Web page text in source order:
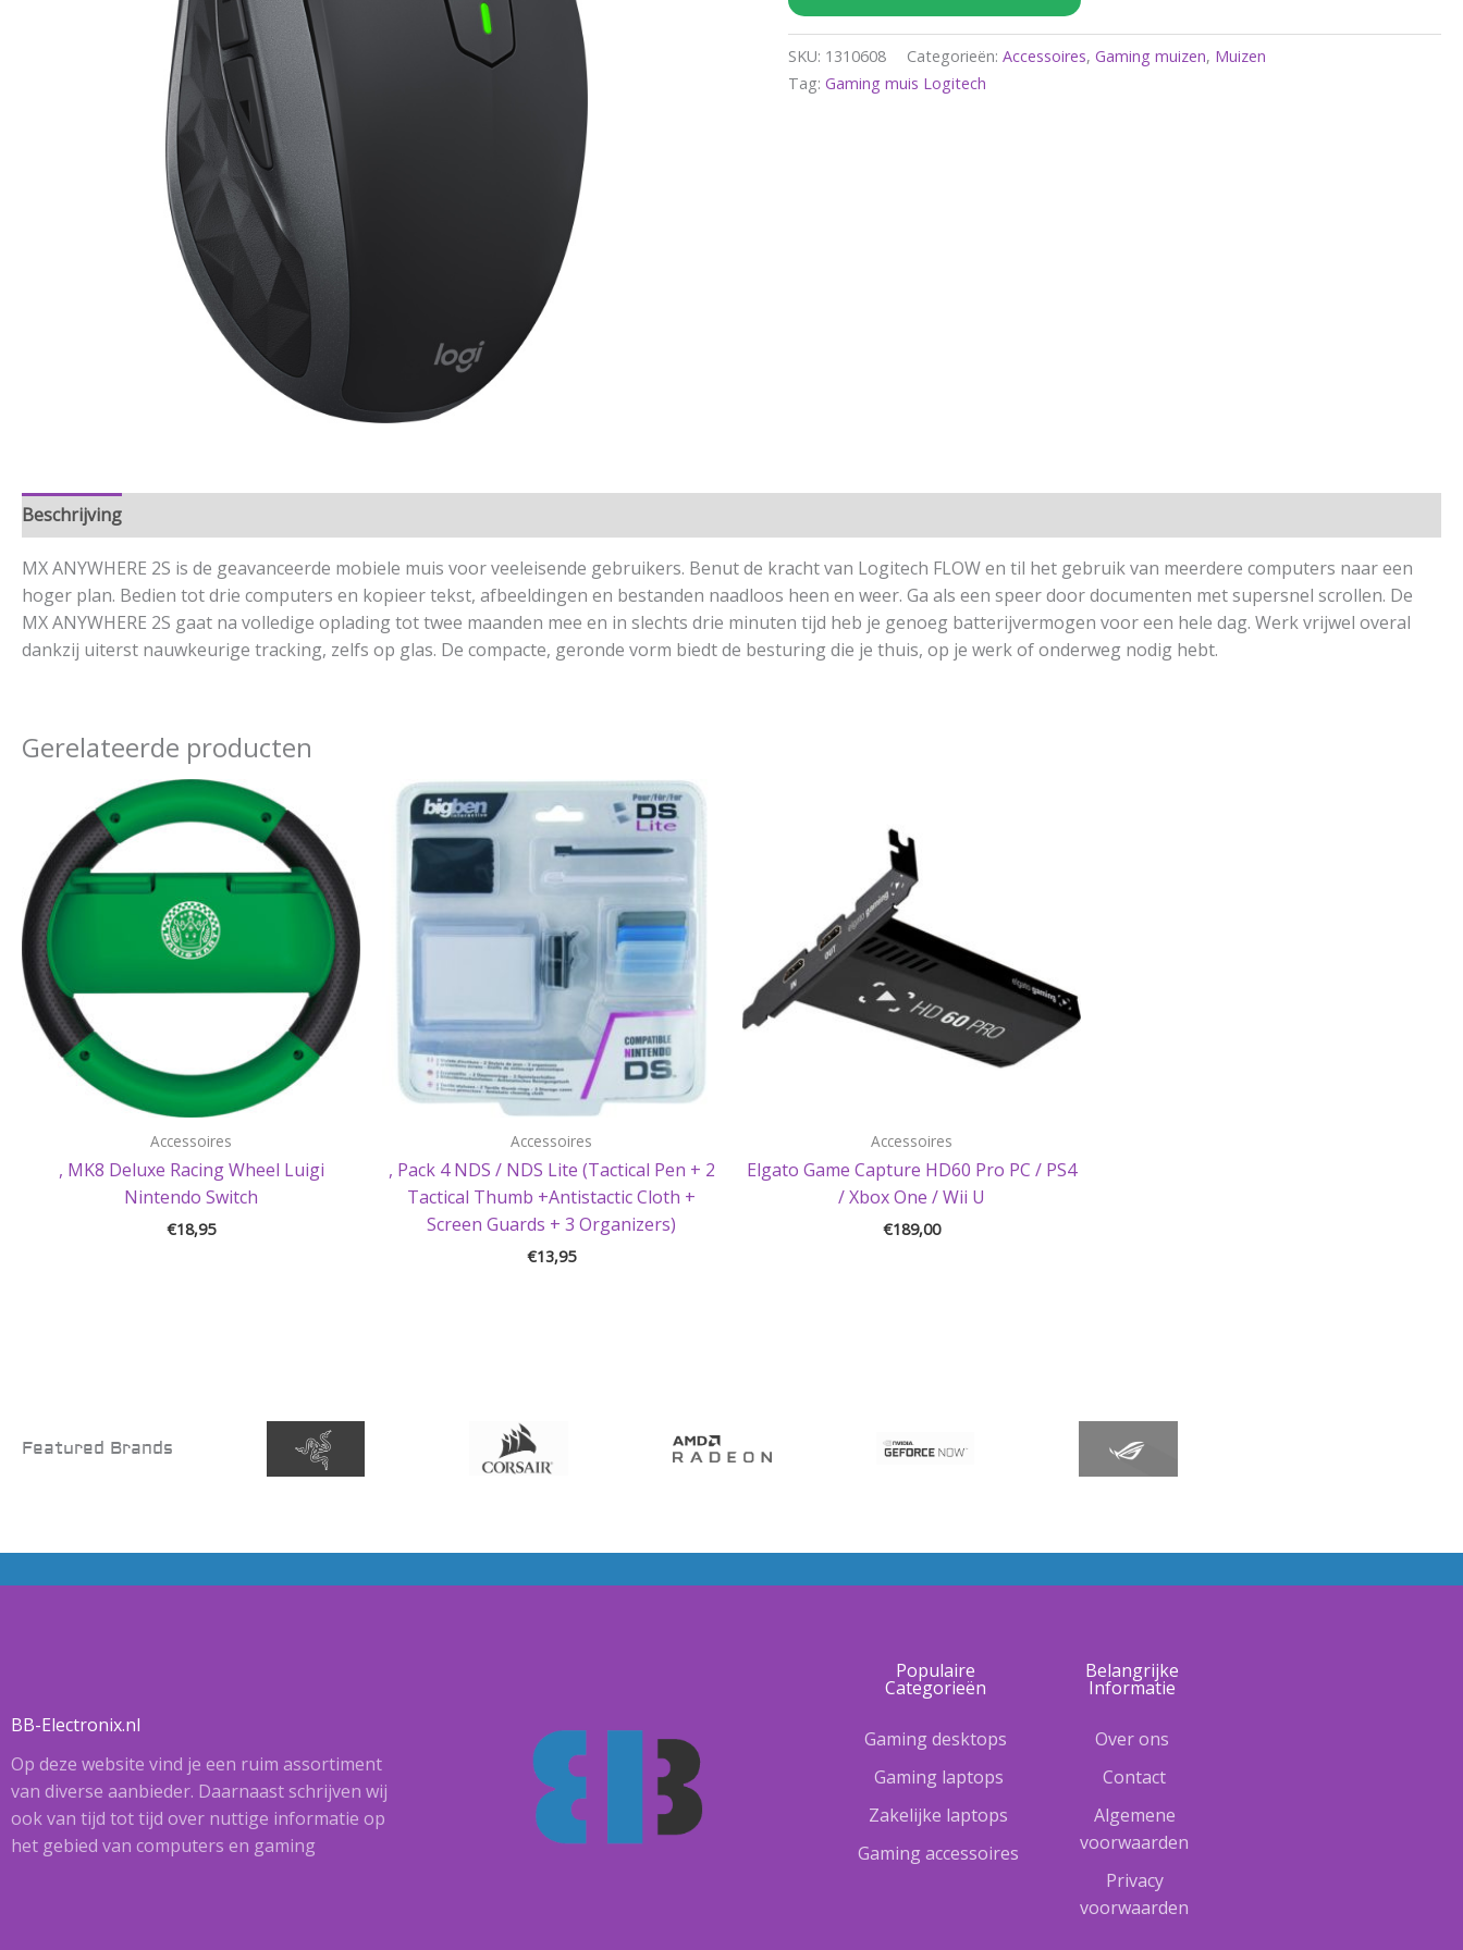
SKU: 1310608 Categorieën:Accessoires,Gaming muizen, Muizen
Tag:Gaming muis Logitech
Beschrijving
MX ANYWHERE 2S is de geavanceerde mobiele muis voor veeleisende gebruikers. Benut de kracht van Logitech FLOW en til het gebruik van meerdere computers naar een
hoger plan. Bedien tot drie computers en kopieer tekst, afbeeldingen en bestanden naadloos heen en weer. Ga als een speer door documenten met supersnel scrollen. De
MX ANYWHERE 2S gaat na volledige oplading tot twee maanden mee en in slechts drie minuten tijd heb je genoeg batterijvermogen voor een hele dag. Werk vrijwel overal
dankzij uiterst nauwkeurige tracking, zelfs op glas. De compacte, geronde vorm biedt de besturing die je thuis, op je werk of onderweg nodig hebt.
Gerelateerde producten
Accessoires
, MK8 Deluxe Racing Wheel Luigi
Nintendo Switch
€18,95
Accessoires
, Pack 4 NDS / NDS Lite (Tactical Pen + 2
Tactical Thumb +Antistactic Cloth +
Screen Guards + 3 Organizers)
€13,95
Accessoires
Elgato Game Capture HD60 Pro PC / PS4
/ Xbox One / Wii U
€189,00
Featured Brands
BB-Electronix.nl
Op deze website vind je een ruim assortiment
van diverse aanbieder. Daarnaast schrijven wij
ook van tijd tot tijd over nuttige informatie op
het gebied van computers en gaming
Populaire
Categorieën
Gaming desktops
Gaming laptops
Zakelijke laptops
Gaming accessoires
Belangrijke
Informatie
Over ons
Contact
Algemene
voorwaarden
Privacy
voorwaarden